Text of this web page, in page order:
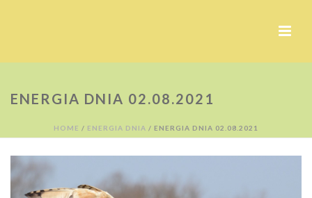
ENERGIA DNIA 02.08.2021
HOME / ENERGIA DNIA / ENERGIA DNIA 02.08.2021